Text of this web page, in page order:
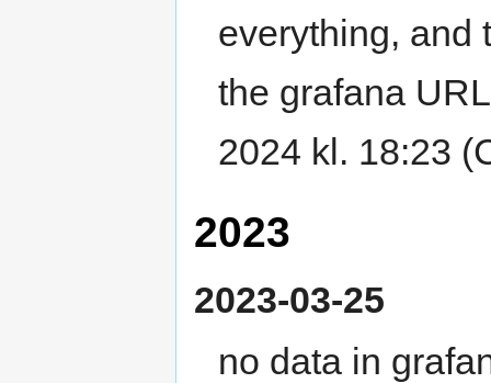
everything, and
the grafana
2024 kl. 18:23
2023
2023-03-25
no data in